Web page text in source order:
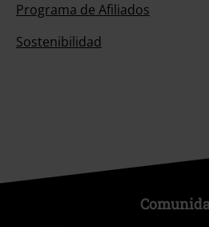
Programa de Afiliados
Sostenibilidad